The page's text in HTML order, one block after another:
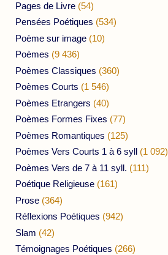
Pages de Livre (54)
Pensées Poétiques (534)
Poème sur image (10)
Poèmes (9 436)
Poèmes Classiques (360)
Poèmes Courts (1 546)
Poèmes Etrangers (40)
Poèmes Formes Fixes (77)
Poèmes Romantiques (125)
Poèmes Vers Courts 1 à 6 syll (1 092)
Poèmes Vers de 7 à 11 syll. (111)
Poétique Religieuse (161)
Prose (364)
Réflexions Poétiques (942)
Slam (42)
Témoignages Poétiques (266)